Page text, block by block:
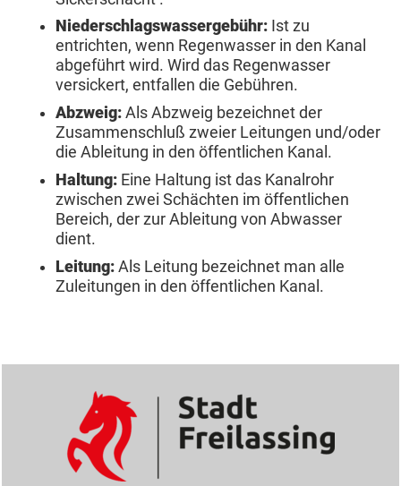
Niederschlagswassergebühr:Ist zu
entrichten, wenn Regenwasser in den Kanal
abgeführt wird. Wird das Regenwasser
versickert, entfallen die Gebühren.
Abzweig: Als Abzweig bezeichnet der
Zusammenschluß zweier Leitungen und/oder
die Ableitung in den öffentlichen Kanal.
Haltung: Eine Haltung ist das Kanalrohr
zwischen zwei Schächten im öffentlichen
Bereich, der zur Ableitung von Abwasser
dient.
Leitung: Als Leitung bezeichnet man alle
Zuleitungen in den öffentlichen Kanal.